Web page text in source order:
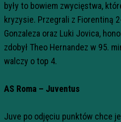
były to bowiem zwycięstwa,
kryzysie. Przegrali z Fiorentiną
Gonzaleza oraz Luki Jovica,
zdobył Theo Hernandez w 95.
walczy o top 4.
AS Roma – Juventus
Juve po odjęciu punktów chce